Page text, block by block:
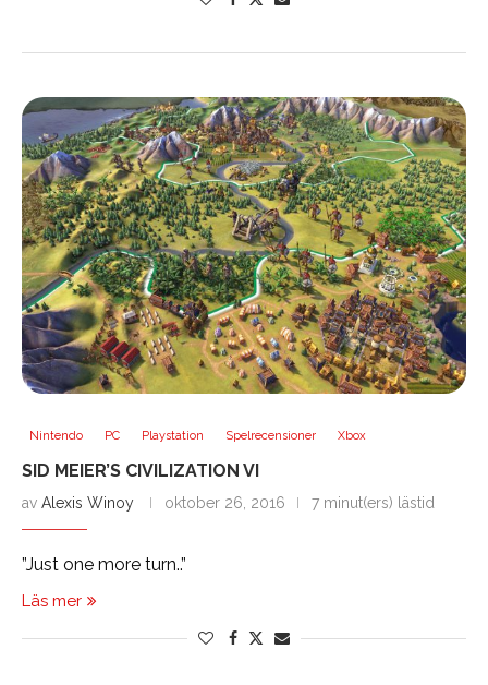
Nintendo PC Playstation Spelrecensioner Xbox
SID MEIER’S CIVILIZATION VI
av Alexis Winoy oktober 26, 2016 7 minut(ers) lästid
”Just one more turn..”
Läs mer